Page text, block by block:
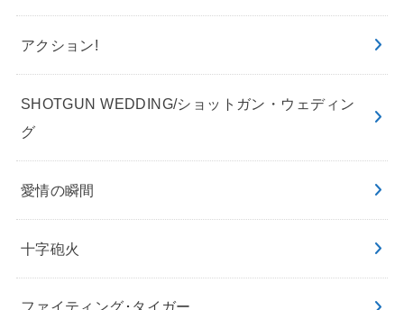
アクション!
SHOTGUN WEDDING/ショットガン・ウェディン
グ
愛情の瞬間
十字砲火